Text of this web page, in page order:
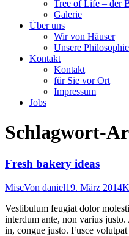
Tree of Life – der
Galerie
Über uns
Wir von Häuser
Unsere Philosophie
Kontakt
Kontakt
für Sie vor Ort
Impressum
Jobs
Schlagwort-
Fresh bakery ideas
MiscVon daniel19. März 2014
Vestibulum feugiat dolor
interdum ante, non varius
in, congue justo. Fusce